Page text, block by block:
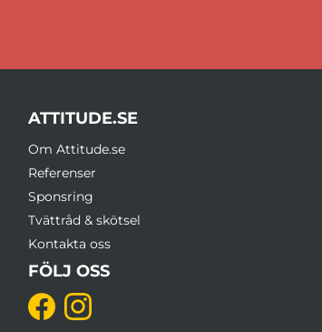
ATTITUDE.SE
Om Attitude.se
Referenser
Sponsring
Tvättråd & skötsel
Kontakta oss
FÖLJ OSS